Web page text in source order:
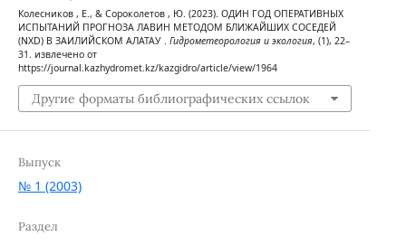
Колесников , Е., & Сороколетов , Ю. (2023). ОДИН ГОД ОПЕРАТИВНЫХ
ИСПЫТАНИЙ ПРОГНОЗА ЛАВИН МЕТОДОМ БЛИЖАЙШИХ СОСЕДЕЙ
(NXD) В ЗАИЛИЙСКОМ АЛАТАУ . Гидрометеорология и экология, (1), 22–
31. извлечено от
https://journal.kazhydromet.kz/kazgidro/article/view/1964
Другие форматы библиографических ссылок
Выпуск
№ 1 (2003)
Раздел